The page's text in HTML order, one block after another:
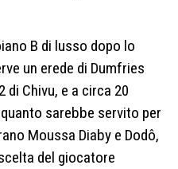
B di lusso dopo lo
un erede di Dumfries
di Chivu, e a circa 20
sarebbe servito per
Moussa Diaby e Dodô,
del giocatore